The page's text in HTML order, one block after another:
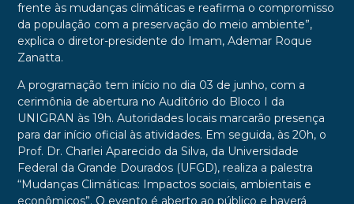
frente às mudanças climáticas e reafirma o compromisso
da população com a preservação do meio ambiente”,
explica o diretor-presidente do Imam, Ademar Roque
Zanatta.
A programação tem início no dia 03 de junho, com a
cerimônia de abertura no Auditório do Bloco I da
UNIGRAN às 19h. Autoridades locais marcarão presença
para dar início oficial às atividades. Em seguida, às 20h, o
Prof. Dr. Charlei Aparecido da Silva, da Universidade
Federal da Grande Dourados (UFGD), realiza a palestra
“Mudanças Climáticas: Impactos sociais, ambientais e
econômicos”. O evento é aberto ao público e haverá